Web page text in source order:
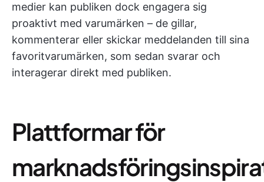
medier kan publiken dock engagera sig
proaktivt med varumärken – de gillar,
kommenterar eller skickar meddelanden till sina
favoritvarumärken, som sedan svarar och
interagerar direkt med publiken.
Plattformar för